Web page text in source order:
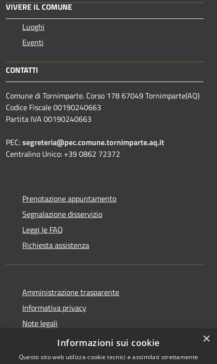
VIVERE IL COMUNE
Luoghi
Eventi
CONTATTI
Comune di Tornimparte. Corso 178 67049 Tornimparte(AQ)
Codice Fiscale 00190240663
Partita IVA 00190240663
PEC:segreteria@pec.comune.tornimparte.aq.it
Centralino Unico: +39 0862 72372
Prenotazione appuntamento
Segnalazione disservizio
Leggi le FAQ
Richiesta assistenza
Amministrazione trasparente
Informativa privacy
Note legali
Dichiarazione di accessibilità
×
Informazioni sui cookie
Questo sito web utilizza cookie tecnici e assimilati strettamente